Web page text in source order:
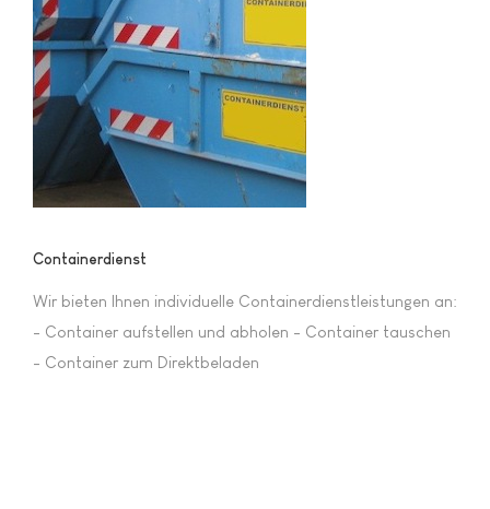
Containerdienst
Wir bieten Ihnen individuelle Containerdienstleistungen an:
- Container aufstellen und abholen - Container tauschen
- Container zum Direktbeladen